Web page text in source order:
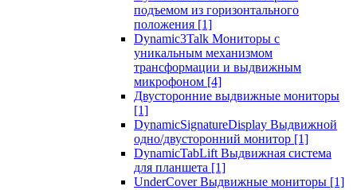
подъемом из горизонтального
положения [1]
Dynamic3Talk Мониторы с
уникальным механизмом
трансформации и выдвижным
микрофоном [4]
Двусторонние выдвижные мониторы
[1]
DynamicSignatureDisplay Выдвижной
одно/двусторонний монитор [1]
DynamicTabLift Выдвижная система
для планшета [1]
UnderCover Выдвижные мониторы [1]